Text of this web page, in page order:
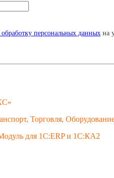
обработку персональных данных на
Торговля,
для 1С:ERP и 1С:КА2